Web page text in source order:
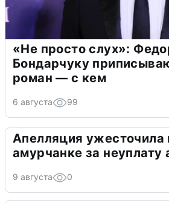
«Не просто слух»:
Бондарчуку
роман — с кем
6 августа 99
Апелляция ужесточила
амурчанке за неуплату
9 августа 0